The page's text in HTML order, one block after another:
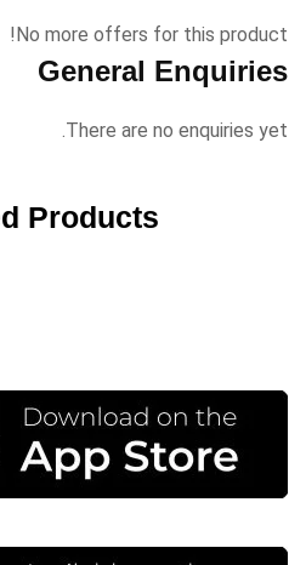
No more offers for this product!
General Enquiries
There are no enquiries yet.
Products